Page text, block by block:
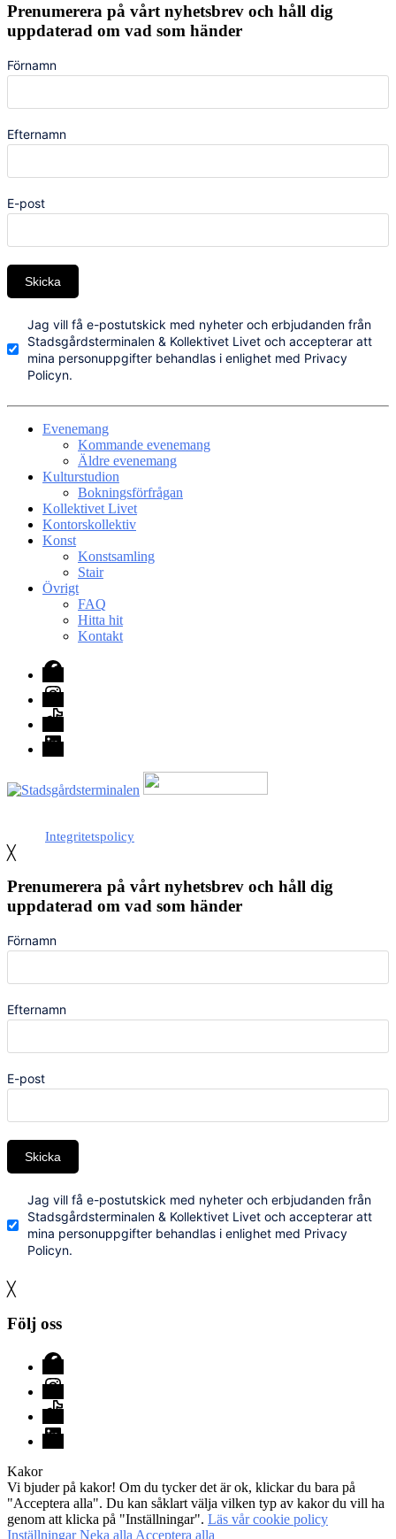
Prenumerera på vårt nyhetsbrev och håll dig
uppdaterad om vad som händer
Förnamn
Efternamn
E-post
Skicka
Jag vill få e-postutskick med nyheter och erbjudanden från
Stadsgårdsterminalen & Kollektivet Livet och accepterar att
mina personuppgifter behandlas i enlighet med Privacy
Policyn.
Evenemang
Kommande evenemang
Äldre evenemang
Kulturstudion
Bokningsförfrågan
Kollektivet Livet
Kontorskollektiv
Konst
Konstsamling
Stair
Övrigt
FAQ
Hitta hit
Kontakt
Facebook
Instagram
TikTok
LinkedIn
Integritetspolicy
╳
Prenumerera på vårt nyhetsbrev och håll dig
uppdaterad om vad som händer
Förnamn
Efternamn
E-post
Skicka
Jag vill få e-postutskick med nyheter och erbjudanden från
Stadsgårdsterminalen & Kollektivet Livet och accepterar att
mina personuppgifter behandlas i enlighet med Privacy
Policyn.
╳
Följ oss
Facebook
Instagram
TikTok
LinkedIn
Kakor
Vi bjuder på kakor! Om du tycker det är ok, klickar du bara på
"Acceptera alla". Du kan såklart välja vilken typ av kakor du vill ha
genom att klicka på "Inställningar". Läs vår cookie policy
InställningarNeka alla Acceptera alla